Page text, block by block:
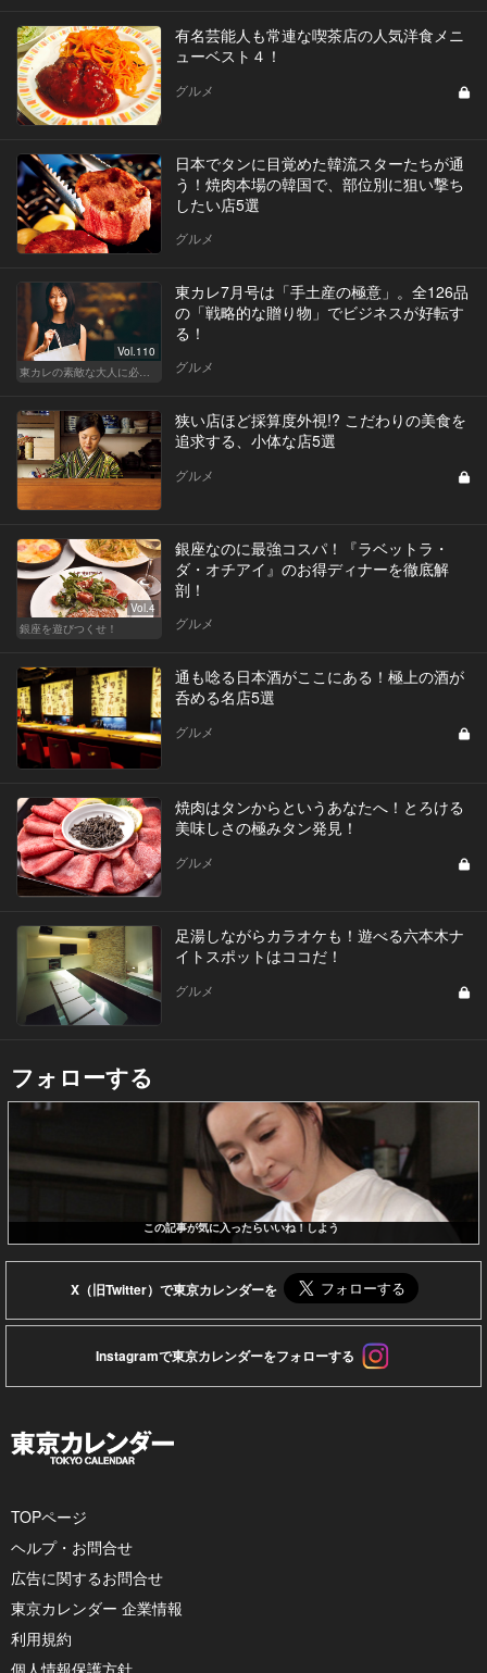
有名芸能人も常連な喫茶店の人気洋食メニ
ューベスト４！
グルメ
日本でタンに目覚めた韓流スターたちが通
う！焼肉本場の韓国で、部位別に狙い撃ち
したい店5選
グルメ
Vol.110
東カレ7月号は「手土産の極意」。全126品
の「戦略的な贈り物」でビジネスが好転す
る！
グルメ
狭い店ほど採算度外視!? こだわりの美食を
追求する、小体な店5選
グルメ
Vol.4
銀座を遊びつくせ！
銀座なのに最強コスパ！『ラベットラ・
ダ・オチアイ』のお得ディナーを徹底解
剖！
グルメ
通も唸る日本酒がここにある！極上の酒が
呑める名店5選
グルメ
焼肉はタンからというあなたへ！とろける
美味しさの極みタン発見！
グルメ
足湯しながらカラオケも！遊べる六本木ナ
イトスポットはココだ！
グルメ
フォローする
この記事が気に入ったらいいね！しよう
X（旧Twitter）で東京カレンダーを
Instagramで東京カレンダーをフォローする
TOPページ
ヘルプ・お問合せ
広告に関するお問合せ
東京カレンダー 企業情報
利用規約
個人情報保護方針